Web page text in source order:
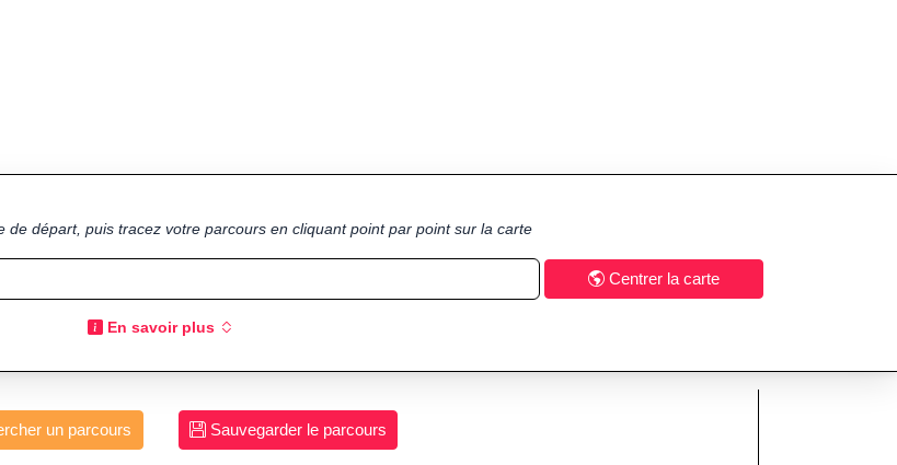
de départ, puis tracez votre parcours en cliquant point par point sur la carte
Centrer la carte
En savoir plus
un parcours Sauvegarder le parcours